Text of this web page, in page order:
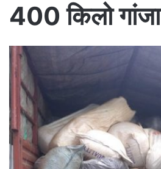
400 किलो गांजा